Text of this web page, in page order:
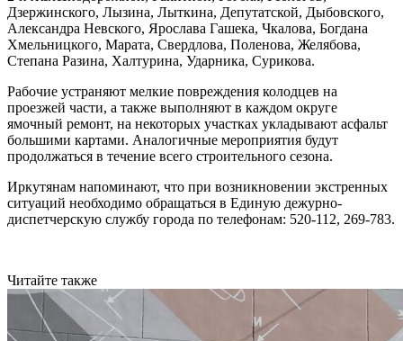
Дзержинского, Лызина, Лыткина, Депутатской, Дыбовского,
Александра Невского, Ярослава Гашека, Чкалова, Богдана
Хмельницкого, Марата, Свердлова, Поленова, Желябова,
Степана Разина, Халтурина, Ударника, Сурикова.
Рабочие устраняют мелкие повреждения колодцев на
проезжей части, а также выполняют в каждом округе
ямочный ремонт, на некоторых участках укладывают асфальт
большими картами. Аналогичные мероприятия будут
продолжаться в течение всего строительного сезона.
Иркутянам напоминают, что при возникновении экстренных
ситуаций необходимо обращаться в Единую дежурно-
диспетчерскую службу города по телефонам: 520-112, 269-783.
Читайте также